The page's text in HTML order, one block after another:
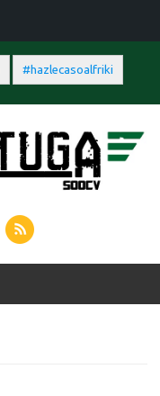
#hazlecasoalfriki